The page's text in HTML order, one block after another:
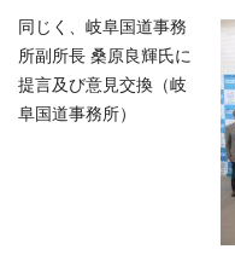
同じく、岐阜国道事務
所副所長 桑原良輝氏に
提言及び意見交換（岐
阜国道事務所）